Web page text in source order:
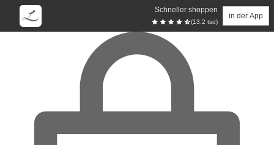
Schneller shoppen
(13.2 tsd)
in der App
Zum Hauptinhalt springen